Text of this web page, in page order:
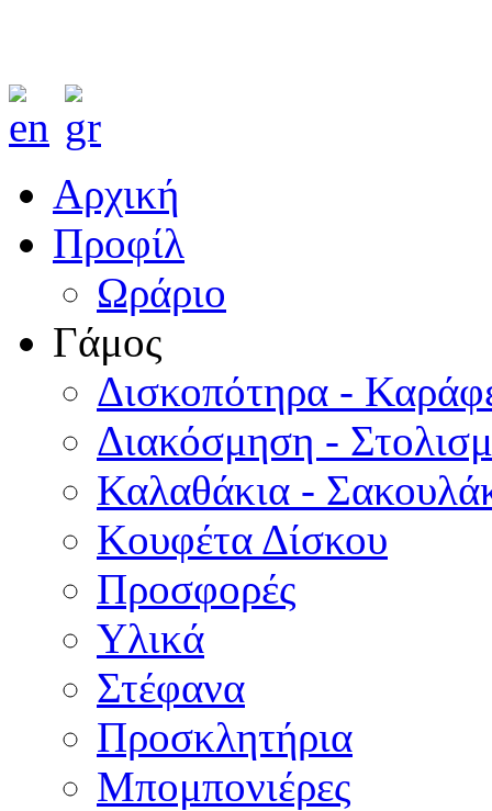
Αρχική
Προφίλ
Ωράριο
Γάμος
Δισκοπότηρα -
Διακόσμηση -
Καλαθάκια -
Κουφέτα Δίσκου
Προσφορές
Υλικά
Στέφανα
Προσκλητήρια
Μπομπονιέρες